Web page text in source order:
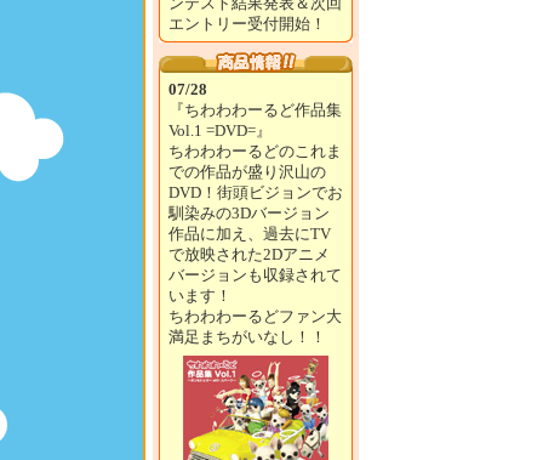
エントリー受付開始！
07/28
『ちわわわーるど作品集
Vol.1 =DVD=』
ちわわわーるどのこれま
での作品が盛り沢山の
DVD！街頭ビジョンでお
馴染みの3Dバージョン
作品に加え、過去にTV
で放映された2Dアニメ
バージョンも収録されて
います！
ちわわわーるどファン大
満足まちがいなし！！